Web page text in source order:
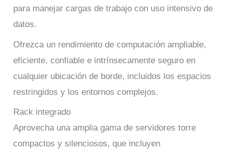
para manejar cargas de trabajo con uso intensivo de
datos.
Ofrezca un rendimiento de computación ampliable,
eficiente, confiable e intrínsecamente seguro en
cualquier ubicación de borde, incluidos los espacios
restringidos y los entornos complejos.
Rack integrado
Aprovecha una amplia gama de servidores torre
compactos y silenciosos, que incluyen